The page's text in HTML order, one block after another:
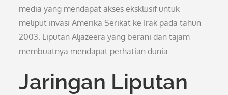
media yang mendapat akses eksklusif untuk
meliput invasi Amerika Serikat ke Irak pada tahun
2003. Liputan Aljazeera yang berani dan tajam
membuatnya mendapat perhatian dunia.
Jaringan Liputan